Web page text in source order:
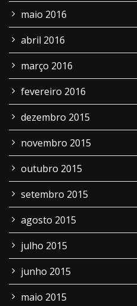
maio 2016
abril 2016
março 2016
fevereiro 2016
dezembro 2015
novembro 2015
outubro 2015
setembro 2015
agosto 2015
julho 2015
junho 2015
maio 2015